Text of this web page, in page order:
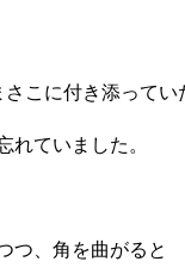
こに付き添ってい
れていました。
つ、角を曲がると